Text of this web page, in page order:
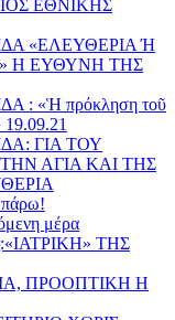
EΘΝΙΚHΣ
«EΛΕΥΘΕΡΙΑ Ή
Η ΕΥΘΥΝΗ ΤΗΣ
: «Ἡ πρόκληση τοῦ
ΓΙΑ ΤΟΥ
ΑΓΙΑ ΚΑΙ ΤΗΣ
πάρω!
μέρα
«ΙΑΤΡΙΚΗ» ΤΗΣ
ΠΡΟΟΠΤΙΚΗ Η